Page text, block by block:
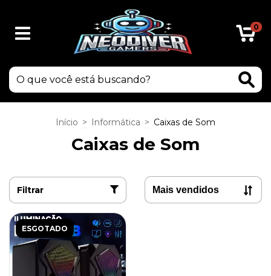
0
Início > Informática > Caixas de Som
Caixas de Som
Filtrar
ESGOTADO